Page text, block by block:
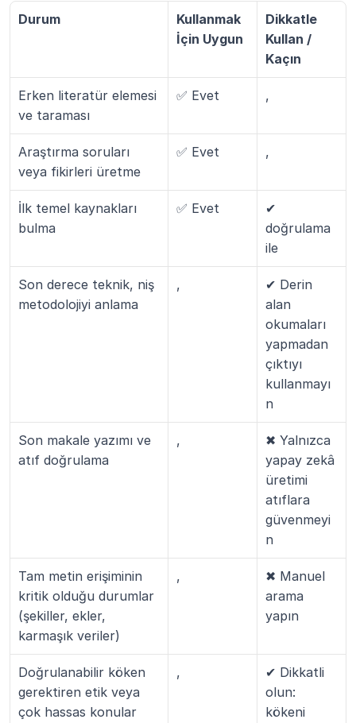
Durum
Kullanmak
İçin Uygun
Dikkatle
Kullan /
Kaçın
Erken literatür elemesi
ve taraması
✅ Evet ,
Araştırma soruları
veya fikirleri üretme
✅ Evet ,
İlk temel kaynakları
bulma
✅ Evet
✔
doğrulama
ile
Son derece teknik, niş
metodolojiyi anlama
,
✔ Derin
alan
okumaları
yapmadan
çıktıyı
kullanmayı
n
Son makale yazımı ve
atıf doğrulama
,
✖ Yalnızca
yapay zekâ
üretimi
atıflara
güvenmeyi
n
Tam metin erişiminin
kritik olduğu durumlar
(şekiller, ekler,
karmaşık veriler)
,
✖ Manuel
arama
yapın
Doğrulanabilir köken
gerektiren etik veya
çok hassas konular
,
✔ Dikkatli
olun:
kökeni